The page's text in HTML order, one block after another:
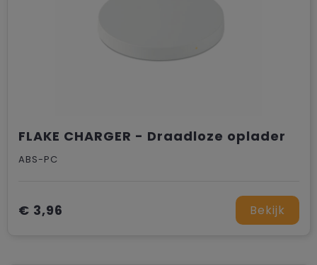
FLAKE CHARGER - Draadloze oplader
ABS-PC
€ 3,96 Bekijk